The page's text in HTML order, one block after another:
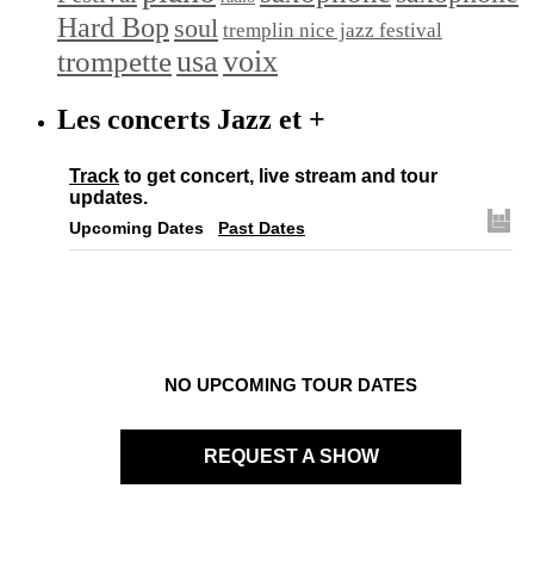
Hard Bop soul tremplin nice jazz festival
trompetteusavoix
Les concerts Jazz et +
Track to get concert, live stream and tour
updates.
Upcoming Dates Past Dates
NO UPCOMING TOUR DATES
REQUEST A SHOW